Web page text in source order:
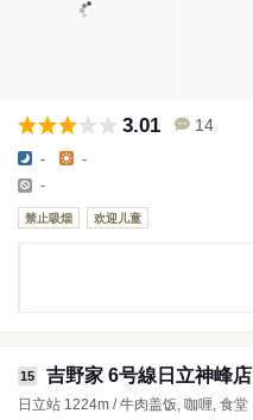
3.01 14
- -
-
禁止吸烟 欢迎儿童
15 吉野家 6号線日立神峰店
日立站 1224m / 牛肉盖饭, 咖喱, 食堂